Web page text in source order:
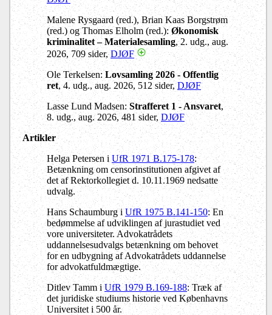
Malene Rysgaard (red.), Brian Kaas Borgstrøm
(red.) og Thomas Elholm (red.):Økonomisk
kriminalitet – Materialesamling, 2. udg., aug.
2026, 709 sider,DJØF
Ole Terkelsen: Lovsamling 2026 - Offentlig
ret, 4. udg., aug. 2026, 512 sider,DJØF
Lasse Lund Madsen: Strafferet 1 - Ansvaret,
8. udg., aug. 2026, 481 sider,DJØF
Artikler
Helga Petersen iUfR 1971 B.175-178:
Betænkning om censorinstitutionen afgivet af
det af Rektorkollegiet d. 10.11.1969 nedsatte
udvalg.
Hans Schaumburg iUfR 1975 B.141-150: En
bedømmelse af udviklingen af jurastudiet ved
vore universiteter. Advokatrådets
uddannelsesudvalgs betænkning om behovet
for en udbygning af Advokatrådets uddannelse
for advokatfuldmægtige.
Ditlev Tamm iUfR 1979 B.169-188: Træk af
det juridiske studiums historie ved Københavns
Universitet i 500 år.